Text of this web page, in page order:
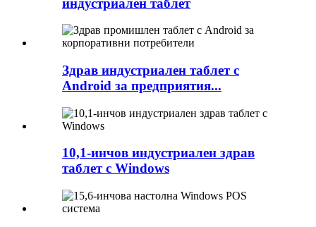
Здрав индустриален таблет с
Android за предприятия...
10,1-инчов индустриален здрав
таблет с Windows